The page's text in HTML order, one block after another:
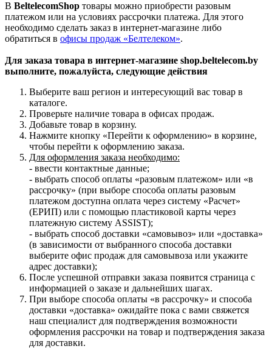
В BeltelecomShop товары можно приобрести разовым
платежом или на условиях рассрочки платежа. Для этого
необходимо сделать заказ в интернет-магазине либо
обратиться в офисы продаж «Белтелеком».
Для заказа товара в интернет-магазине shop.beltelecom.by
выполните, пожалуйста, следующие действия
Выберите ваш регион и интересующий вас товар в
каталоге.
Проверьте наличие товара в офисах продаж.
Добавьте товар в корзину.
Нажмите кнопку «Перейти к оформлению» в корзине,
чтобы перейти к оформлению заказа.
Для оформления заказа необходимо:
- ввести контактные данные;
- выбрать способ оплаты «разовым платежом» или «в
рассрочку» (при выборе способа оплаты разовым
платежом доступна оплата через систему «Расчет»
(ЕРИП) или с помощью пластиковой карты через
платежную систему ASSIST);
- выбрать способ доставки «самовывоз» или «доставка»
(в зависимости от выбранного способа доставки
выберите офис продаж для самовывоза или укажите
адрес доставки);
После успешной отправки заказа появится страница с
информацией о заказе и дальнейших шагах.
При выборе способа оплаты «в рассрочку» и способа
доставки «доставка» ожидайте пока с вами свяжется
наш специалист для подтверждения возможности
оформления рассрочки на товар и подтверждения заказа
для доставки.